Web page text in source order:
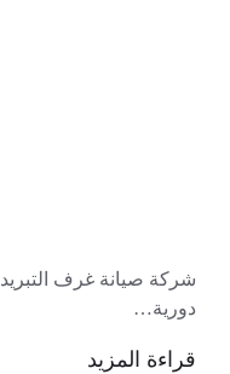
شركة صيانة غرف
دورية…
قراءة المزيد